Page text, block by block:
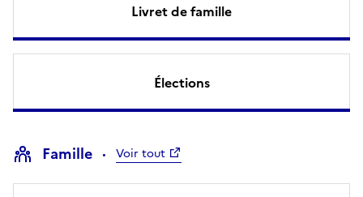
Livret de famille
Élections
Famille Voir tout